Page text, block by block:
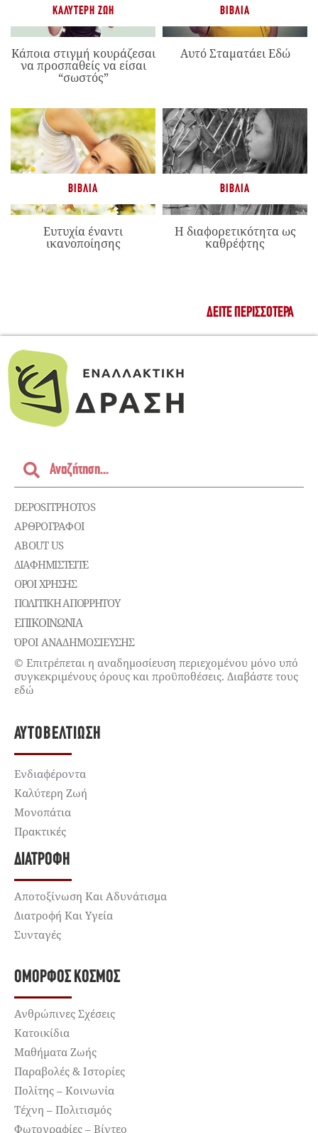
ΚΑΛΎΤΕΡΗ ΖΩΉ
Κάποια στιγμή κουράζεσαι
να προσπαθείς να είσαι
“σωστός”
ΒΙΒΛΊΑ
Αυτό Σταματάει Εδώ
ΒΙΒΛΊΑ
Ευτυχία έναντι
ικανοποίησης
ΒΙΒΛΊΑ
Η διαφορετικότητα ως
καθρέφτης
ΔΕΊΤΕ ΠΕΡΙΣΣΌΤΕΡΑ
DEPOSITPHOTOS
ΑΡΘΡΟΓΡΑΦΟΙ
ABOUT US
ΔΙΑΦΗΜΙΣΤΕΊΤΕ
ΌΡΟΙ ΧΡΉΣΗΣ
ΠΟΛΙΤΙΚΉ ΑΠΟΡΡΉΤΟΥ
ΕΠΙΚΟΙΝΩΝΊΑ
ΌΡΟΙ ΑΝΑΔΗΜΟΣΙΕΥΣΗΣ
© Επιτρέπεται η αναδημοσίευση περιεχομένου μόνο υπό
συγκεκριμένους όρους και προϋποθέσεις. Διαβάστε τους
εδώ
ΑΥΤΟΒΕΛΤΊΩΣΗ
Ενδιαφέροντα
Καλύτερη Ζωή
Μονοπάτια
Πρακτικές
ΔΙΑΤΡΟΦΉ
Αποτοξίνωση Και Αδυνάτισμα
Διατροφή Και Υγεία
Συνταγές
ΌΜΟΡΦΟΣ ΚΌΣΜΟΣ
Ανθρώπινες Σχέσεις
Κατοικίδια
Μαθήματα Ζωής
Παραβολές & Ιστορίες
Πολίτης – Κοινωνία
Τέχνη – Πολιτισμός
Φωτογραφίες – Βίντεο